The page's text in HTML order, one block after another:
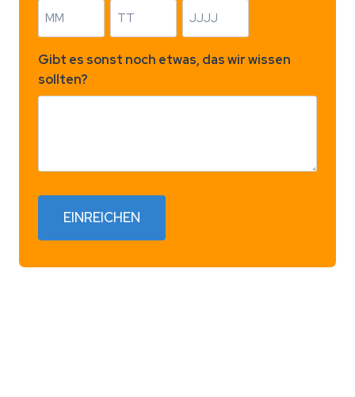
n
a
g
h
Gibt es sonst noch etwas, das wir wissen
sollten?
EINREICHEN